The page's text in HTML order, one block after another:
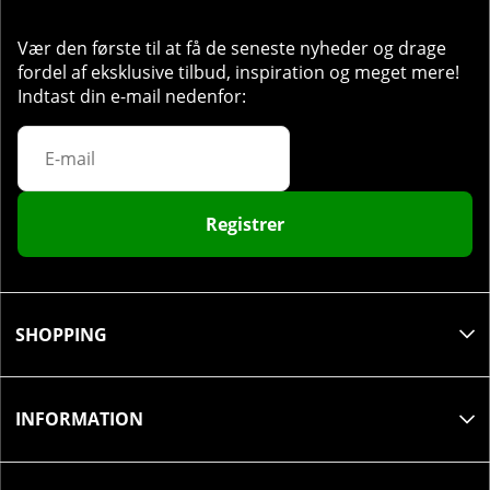
Vær den første til at få de seneste nyheder og drage
fordel af eksklusive tilbud, inspiration og meget mere!
Indtast din e-mail nedenfor:
Registrer
SHOPPING
INFORMATION